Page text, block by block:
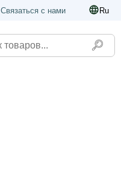
Связаться с нами Ru